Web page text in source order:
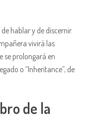
hablar y de discernir.
vivirá las
se prolongará en
o “Inheritance”, de
de la